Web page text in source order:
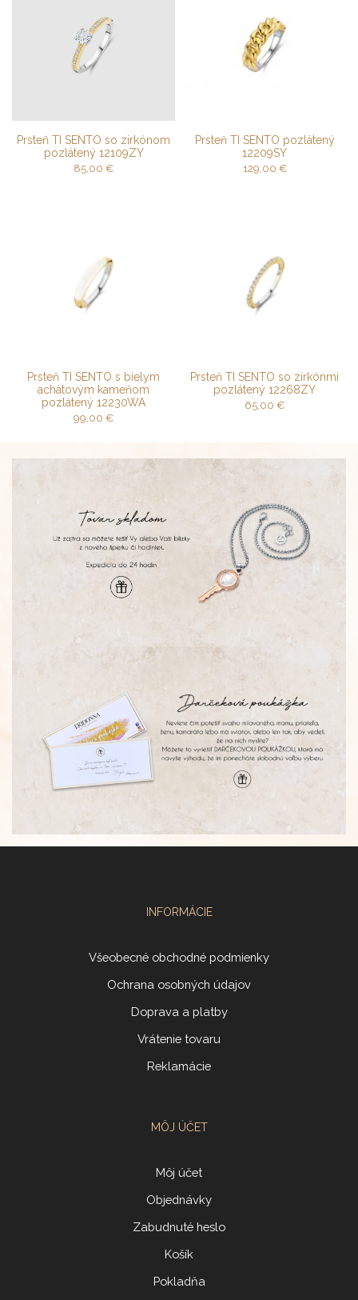
Prsteň TI SENTO so zirkónom
pozlátený 12109ZY
85,00 €
Prsteň TI SENTO pozlátený
12209SY
129,00 €
Prsteň TI SENTO s bielym
achátovým kameňom
pozlátený 12230WA
99,00 €
Prsteň TI SENTO so zirkónmi
pozlátený 12268ZY
65,00 €
INFORMÁCIE
Všeobecné obchodné podmienky
Ochrana osobných údajov
Doprava a platby
Vrátenie tovaru
Reklamácie
MÔJ ÚČET
Môj účet
Objednávky
Zabudnuté heslo
Košík
Pokladňa